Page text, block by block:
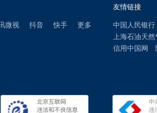
微视 抖音 快手 更多
友情链接
中国人民银行
上海石油天
信用中国网